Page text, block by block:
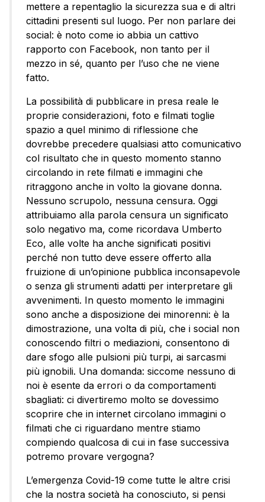
mettere a repentaglio la sicurezza sua e di altri
cittadini presenti sul luogo. Per non parlare dei
social: è noto come io abbia un cattivo
rapporto con Facebook, non tanto per il
mezzo in sé, quanto per l’uso che ne viene
fatto.
La possibilità di pubblicare in presa reale le
proprie considerazioni, foto e filmati toglie
spazio a quel minimo di riflessione che
dovrebbe precedere qualsiasi atto comunicativo
col risultato che in questo momento stanno
circolando in rete filmati e immagini che
ritraggono anche in volto la giovane donna.
Nessuno scrupolo, nessuna censura. Oggi
attribuiamo alla parola censura un significato
solo negativo ma, come ricordava Umberto
Eco, alle volte ha anche significati positivi
perché non tutto deve essere offerto alla
fruizione di un’opinione pubblica inconsapevole
o senza gli strumenti adatti per interpretare gli
avvenimenti. In questo momento le immagini
sono anche a disposizione dei minorenni: è la
dimostrazione, una volta di più, che i social non
conoscendo filtri o mediazioni, consentono di
dare sfogo alle pulsioni più turpi, ai sarcasmi
più ignobili. Una domanda: siccome nessuno di
noi è esente da errori o da comportamenti
sbagliati: ci divertiremo molto se dovessimo
scoprire che in internet circolano immagini o
filmati che ci riguardano mentre stiamo
compiendo qualcosa di cui in fase successiva
potremo provare vergogna?
L’emergenza Covid-19 come tutte le altre crisi
che la nostra società ha conosciuto, si pensi